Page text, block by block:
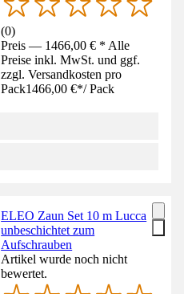
(0)
Preis — 1466,00 € * Alle
Preise inkl. MwSt. und ggf.
zzgl. Versandkosten pro
Pack1466,00 €*/ Pack
ELEO Zaun Set 10 m Lucca
unbeschichtet zum
Aufschrauben
Artikel wurde noch nicht
bewertet.